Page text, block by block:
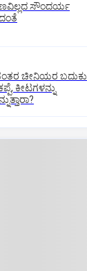
ಸೌಂದರ್ಯ
ಚೀನಿಯರ ಬದುಕು
ಕೀಟಗಳನ್ನು